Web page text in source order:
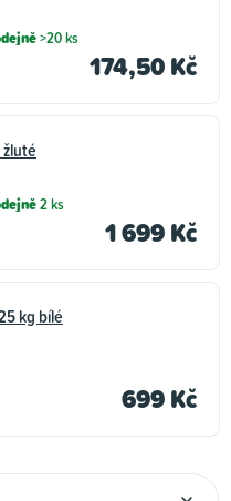
>20 ks
174,50 Kč
žluté
2 ks
1 699 Kč
kg bílé
699 Kč